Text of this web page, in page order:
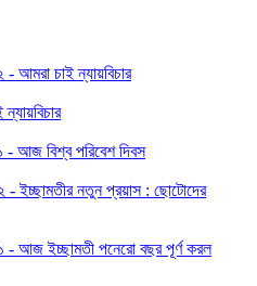
- আমরা চাই ন্যায়বিচার
- আজ বিশ্ব পরিবেশ দিবস
- ইচ্ছামতীর নতুন প্রয়াস : ছোটোদের
- আজ ইচ্ছামতী পনেরো বছর পূর্ণ করল